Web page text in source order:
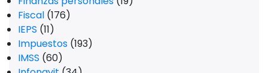
Fiscal (176)
IEPS (11)
Impuestos (193)
IMSS (60)